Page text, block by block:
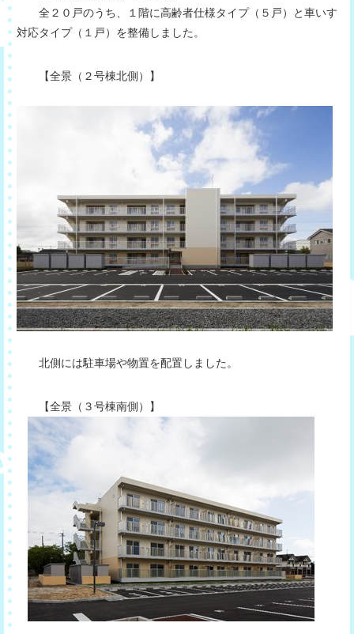
全２０戸のうち、１階に高齢者仕様タイプ（５戸）と車いす
対応タイプ（１戸）を整備しました。
【全景（２号棟北側）】
北側には駐車場や物置を配置しました。
【全景（３号棟南側）】